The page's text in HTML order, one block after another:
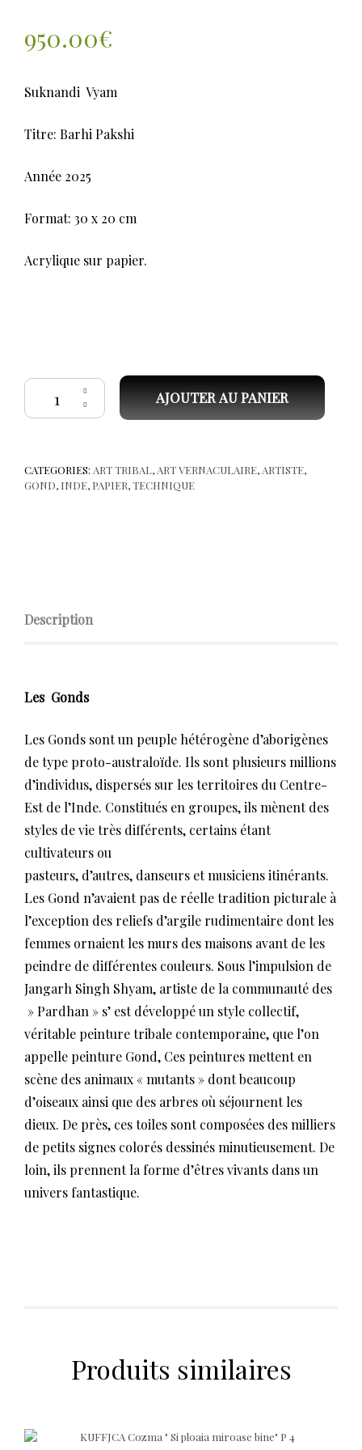
950.00€
Suknandi Vyam
Titre: Barhi Pakshi
Année 2025
Format: 30 x 20 cm
Acrylique sur papier.
quantité de INDE, Tribu GOND, Sukhnandi Vyam " Bachi Pakshi " PG3
AJOUTER AU PANIER
CATEGORIES: ART TRIBAL, ART VERNACULAIRE, ARTISTE,
GOND, INDE, PAPIER,TECHNIQUE
Description
Les Gonds
Les Gonds sont un peuple hétérogène d’aborigènes
de type proto-australoïde. Ils sont plusieurs millions
d’individus, dispersés sur les territoires du Centre-
Est de l’Inde. Constitués en groupes, ils mènent des
styles de vie très différents, certains étant
cultivateurs ou
pasteurs, d’autres, danseurs et musiciens itinérants.
Les Gond n’avaient pas de réelle tradition picturale à
l’exception des reliefs d’argile rudimentaire dont les
femmes ornaient les murs des maisons avant de les
peindre de différentes couleurs. Sous l’impulsion de
Jangarh Singh Shyam, artiste de la communauté des
» Pardhan » s’ est développé un style collectif,
véritable peinture tribale contemporaine, que l’on
appelle peinture Gond, Ces peintures mettent en
scène des animaux « mutants » dont beaucoup
d’oiseaux ainsi que des arbres où séjournent les
dieux. De près, ces toiles sont composées des milliers
de petits signes colorés dessinés minutieusement. De
loin, ils prennent la forme d’êtres vivants dans un
univers fantastique.
Produits similaires